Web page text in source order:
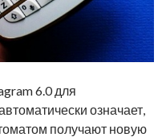
6.0 для
означает,
получают новую